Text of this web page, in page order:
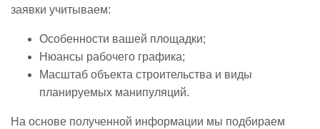
заявки учитываем:
Особенности вашей площадки;
Нюансы рабочего графика;
Масштаб объекта строительства и виды
планируемых манипуляций.
На основе полученной информации мы подбираем